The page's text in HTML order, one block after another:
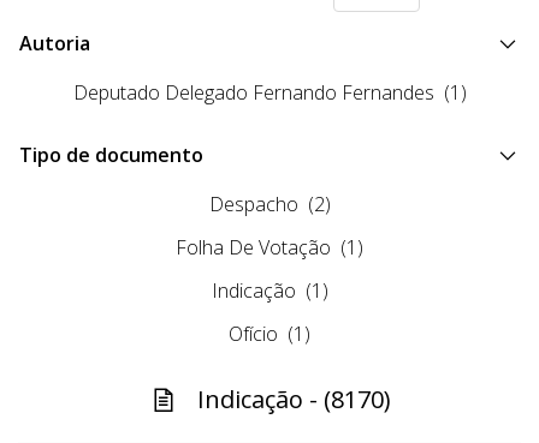
Autoria
Deputado Delegado Fernando Fernandes (1)
Tipo de documento
Despacho (2)
Folha De Votação (1)
Indicação (1)
Ofício (1)
Indicação - (8170)